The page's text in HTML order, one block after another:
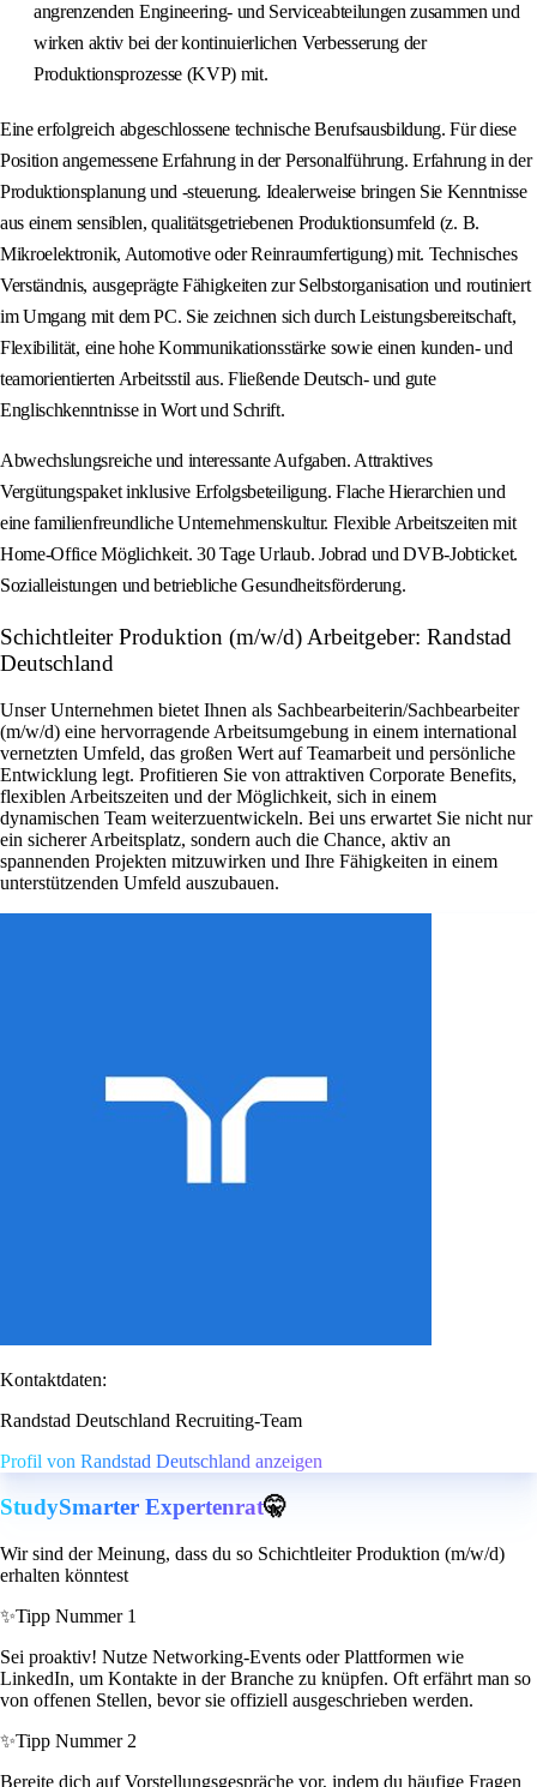
angrenzenden Engineering- und Serviceabteilungen zusammen und
wirken aktiv bei der kontinuierlichen Verbesserung der
Produktionsprozesse (KVP) mit.
Eine erfolgreich abgeschlossene technische Berufsausbildung. Für diese
Position angemessene Erfahrung in der Personalführung. Erfahrung in der
Produktionsplanung und -steuerung. Idealerweise bringen Sie Kenntnisse
aus einem sensiblen, qualitätsgetriebenen Produktionsumfeld (z. B.
Mikroelektronik, Automotive oder Reinraumfertigung) mit. Technisches
Verständnis, ausgeprägte Fähigkeiten zur Selbstorganisation und routiniert
im Umgang mit dem PC. Sie zeichnen sich durch Leistungsbereitschaft,
Flexibilität, eine hohe Kommunikationsstärke sowie einen kunden- und
teamorientierten Arbeitsstil aus. Fließende Deutsch- und gute
Englischkenntnisse in Wort und Schrift.
Abwechslungsreiche und interessante Aufgaben. Attraktives
Vergütungspaket inklusive Erfolgsbeteiligung. Flache Hierarchien und
eine familienfreundliche Unternehmenskultur. Flexible Arbeitszeiten mit
Home-Office Möglichkeit. 30 Tage Urlaub. Jobrad und DVB-Jobticket.
Sozialleistungen und betriebliche Gesundheitsförderung.
Schichtleiter Produktion (m/w/d) Arbeitgeber: Randstad
Deutschland
Unser Unternehmen bietet Ihnen als Sachbearbeiterin/Sachbearbeiter
(m/w/d) eine hervorragende Arbeitsumgebung in einem international
vernetzten Umfeld, das großen Wert auf Teamarbeit und persönliche
Entwicklung legt. Profitieren Sie von attraktiven Corporate Benefits,
flexiblen Arbeitszeiten und der Möglichkeit, sich in einem
dynamischen Team weiterzuentwickeln. Bei uns erwartet Sie nicht nur
ein sicherer Arbeitsplatz, sondern auch die Chance, aktiv an
spannenden Projekten mitzuwirken und Ihre Fähigkeiten in einem
unterstützenden Umfeld auszubauen.
Kontaktdaten:
Randstad Deutschland Recruiting-Team
Profil von Randstad Deutschland anzeigen
StudySmarter Expertenrat🤫
Wir sind der Meinung, dass du so Schichtleiter Produktion (m/w/d)
erhalten könntest
✨Tipp Nummer 1
Sei proaktiv! Nutze Networking-Events oder Plattformen wie
LinkedIn, um Kontakte in der Branche zu knüpfen. Oft erfährt man so
von offenen Stellen, bevor sie offiziell ausgeschrieben werden.
✨Tipp Nummer 2
Bereite dich auf Vorstellungsgespräche vor, indem du häufige Fragen